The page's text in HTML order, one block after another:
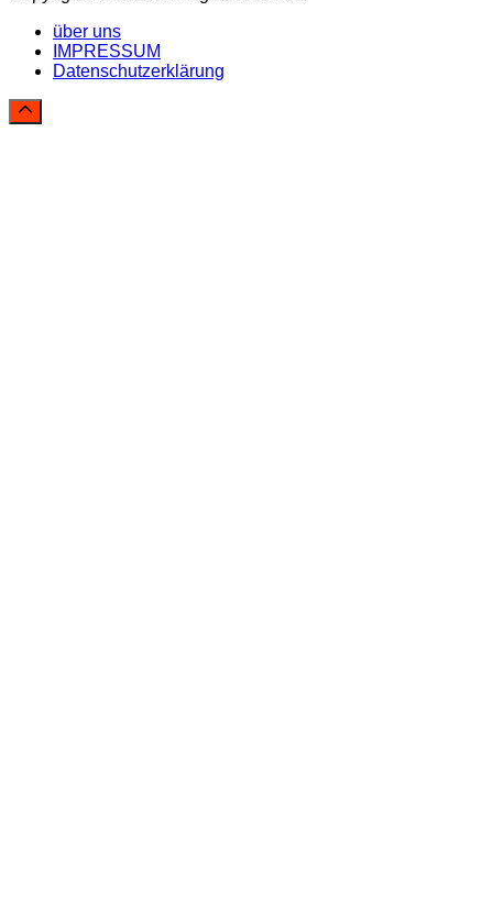
über uns
IMPRESSUM
Datenschutzerklärung